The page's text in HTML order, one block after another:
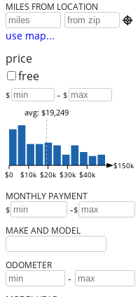
MILES FROM LOCATION

use map...
price
free
$ – $
$0 $10k $20k $30k $40k
$150k
avg: $19,249
MONTHLY PAYMENT
$ -$
MAKE AND MODEL
ODOMETER
-